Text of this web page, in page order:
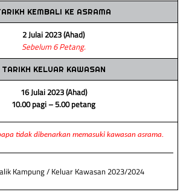
KEMBALI KE ASRAMA
2 Julai 2023 (Ahad)
Sebelum 6 Petang.
TARIKH KELUAR KAWASAN
16 Julai 2023 (Ahad)
10.00 pagi – 5.00 petang
tidak dibenarkan memasuki kawasan asrama.
Kampung / Keluar Kawasan 2023/2024